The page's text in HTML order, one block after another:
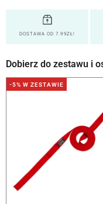
DOSTAWA OD 7.99ZŁ!
Dobierz do zestawu i
-5% W ZESTAWIE